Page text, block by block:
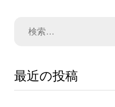
ン
最近の投稿